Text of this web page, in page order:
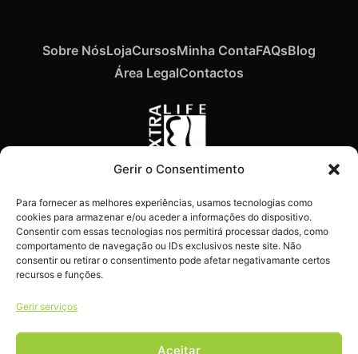
Gerir o Consentimento
Para fornecer as melhores experiências, usamos tecnologias como
cookies para armazenar e/ou aceder a informações do dispositivo.
Consentir com essas tecnologias nos permitirá processar dados, como
comportamento de navegação ou IDs exclusivos neste site. Não
consentir ou retirar o consentimento pode afetar negativamante certos
recursos e funções.
Gerir serviços
Aceitar
novidades e dicas
imperdíveis diretamente no
teu e-mail.
Sobre NósLojaCursosMinha ContaFAQsBlog
Área LegalContactos